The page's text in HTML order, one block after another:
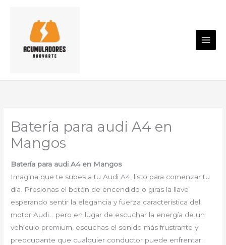
contenido
Batería para audi A4 en
Mangos
Batería para audi A4 en Mangos
Imagina que te subes a tu Audi A4, listo para comenzar tu
día. Presionas el botón de encendido o giras la llave
esperando sentir la elegancia y fuerza característica del
motor Audi… pero en lugar de escuchar la energía de un
vehículo premium, escuchas el sonido más frustrante y
preocupante que cualquier conductor puede enfrentar: